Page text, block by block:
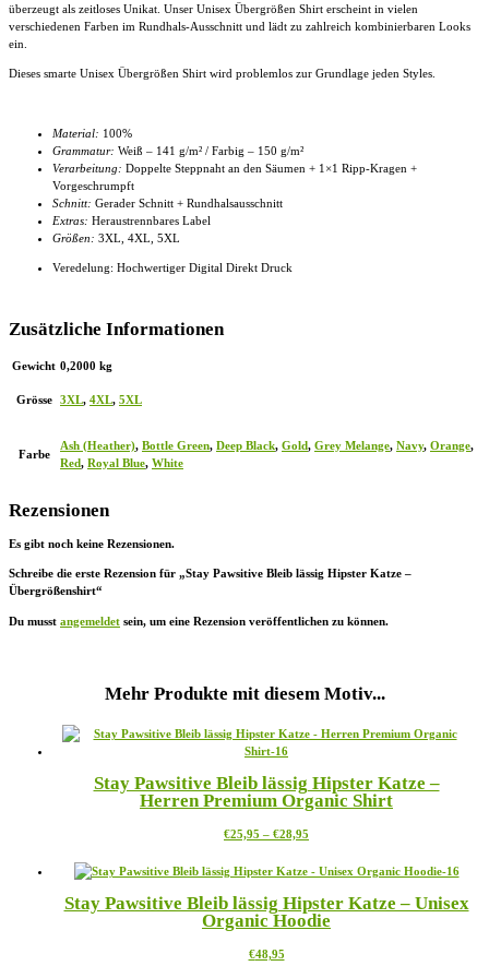
überzeugt als zeitloses Unikat. Unser Unisex Übergrößen Shirt erscheint in vielen
verschiedenen Farben im Rundhals-Ausschnitt und lädt zu zahlreich kombinierbaren Looks
ein.
Dieses smarte Unisex Übergrößen Shirt wird problemlos zur Grundlage jeden Styles.
Material: 100%
Grammatur: Weiß – 141 g/m² / Farbig – 150 g/m²
Verarbeitung: Doppelte Steppnaht an den Säumen + 1×1 Ripp-Kragen +
Vorgeschrumpft
Schnitt: Gerader Schnitt + Rundhalsausschnitt
Extras: Heraustrennbares Label
Größen: 3XL, 4XL , 5XL
Veredelung: Hochwertiger Digital Direkt Druck
Zusätzliche Informationen
Gewicht 0,2000 kg
Grösse 3XL, 4XL, 5XL
Farbe
Ash (Heather), Bottle Green, Deep Black, Gold, Grey Melange, Navy, Orange,
Red, Royal Blue, White
Rezensionen
Es gibt noch keine Rezensionen.
Schreibe die erste Rezension für „Stay Pawsitive Bleib lässig Hipster Katze –
Übergrößenshirt“
Du musst angemeldet sein, um eine Rezension veröffentlichen zu können.
Mehr Produkte mit diesem Motiv...
Stay Pawsitive Bleib lässig Hipster Katze –
Herren Premium Organic Shirt
€25,95 – €28,95
bis
weist
Varianten
auf.
Stay Pawsitive Bleib lässig Hipster Katze – Unisex
Organic Hoodie
€48,95Dieses